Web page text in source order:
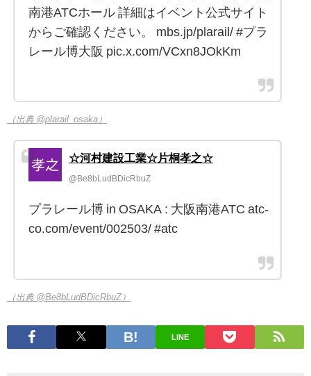
南港ATCホール 詳細はイベント公式サイト
からご確認ください。 mbs.jp/plarail/ #プラ
レール博大阪 pic.x.com/VCxn8JOkKm
（出典 @plarail_osaka）
☆河村建設工業☆片桐孝之☆
@Be8bLudBDicRbuZ
プラレール博 in OSAKA : 大阪南港ATC atc-
co.com/event/002503/ #atc
（出典 @Be8bLudBDicRbuZ）
LINE